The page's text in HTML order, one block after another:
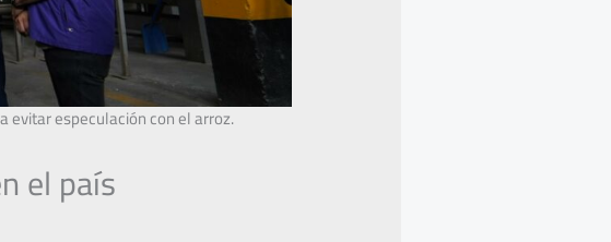
evitar especulación con el arroz.
el país